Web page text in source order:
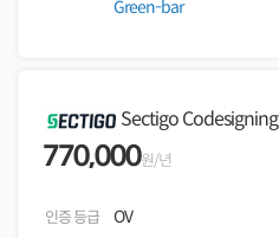
Green-bar
Sectigo Codesigning
770,000원/년
인증 등급
OV